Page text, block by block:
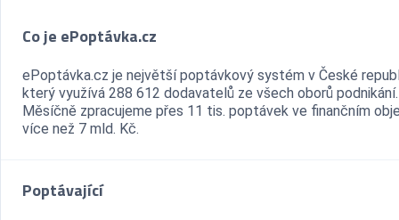
Co je ePoptávka.cz
ePoptávka.cz je největší poptávkový systém v České
který využívá 288 612 dodavatelů ze všech oborů podnikání.
Měsíčně zpracujeme přes 11 tis. poptávek ve finančním
více než 7 mld. Kč.
Poptávající